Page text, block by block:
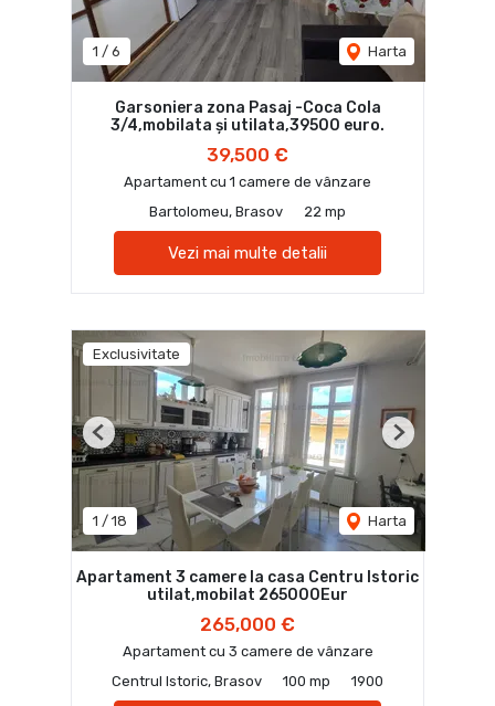
1 / 6 Harta
Garsoniera zona Pasaj -Coca Cola
3/4,mobilata și utilata,39500 euro.
39,500 €
Apartament cu 1 camere de vânzare
Bartolomeu, Brasov
22 mp
Vezi mai multe detalii
Exclusivitate
1 / 18 Harta
Previous Next
Apartament 3 camere la casa Centru Istoric
utilat,mobilat 265000Eur
265,000 €
Apartament cu 3 camere de vânzare
Centrul Istoric, Brasov
100 mp 1900